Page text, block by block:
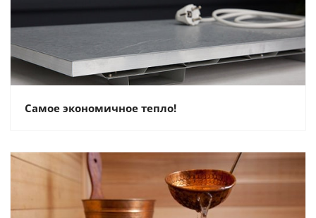
Самое экономичное тепло!